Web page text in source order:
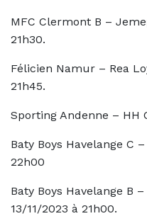
MFC Clermont B –
21h30.
Félicien Namur – Rea
21h45.
Sporting Andenne – HH
Baty Boys Havelange C
22h00
Baty Boys Havelange B
13/11/2023 à 21h00.